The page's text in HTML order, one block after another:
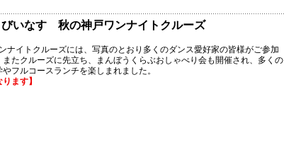
いなす 秋の神戸ワンナイトクルーズ
ナイトクルーズには、写真のとおり多くのダンス愛好家の皆様がご参加
たクルーズに先立ち、まんぼうくらぶおしゃべり会も開催され、多くの
フルコースランチを楽しまれました。
ます】